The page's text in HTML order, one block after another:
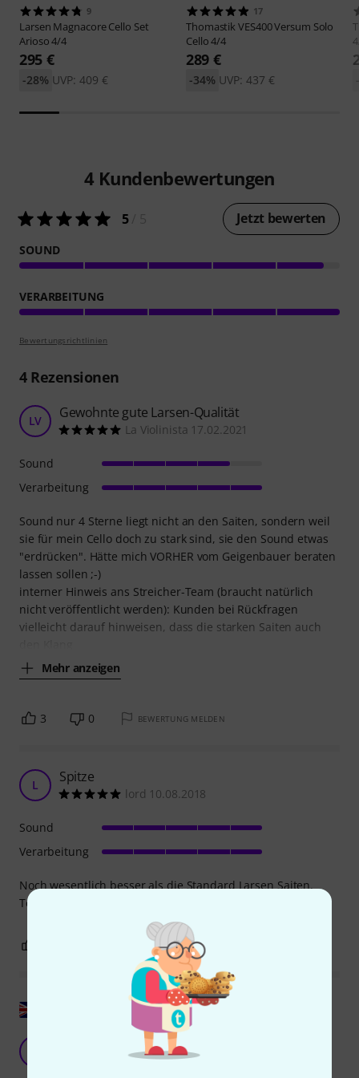
9
Larsen Magnacore Cello Set
Arioso 4/4
295 €
UVP: 409 €
-28%
17
ThomastikVES400 Versum Solo
Cello 4/4
289 €
UVP: 437 €
-34%
4 Kundenbewertungen
5/ 5 Jetzt bewerten
SOUND
VERARBEITUNG
Bewertungsrichtlinien
4Rezensionen
LV Gewohnte gute Larsen-Qualität
La Violinista 17.02.2021
Sound nur 4 Sterne liegt nicht an den Saiten, sondern weil
sie für mein Cello doch zu stark sind, sie den Sound etwas
"erdrücken". Hätte mich VORHER vom Geigenbauer beraten
lassen sollen ;-)
interner Hinweis ans Streicher-Team (braucht natürlich
nicht veröffentlicht werden): Kunden bei Rückfragen
vielleicht darauf hinweisen, dass die starken Saiten auch
Mehr anzeigen
Sound
Verarbeitung
3 0 BEWERTUNG MELDEN
L Spitze
lord 10.08.2018
Noch wesentlich besser als die Standard Larsen Saiten.
Teuer, aber ihr Geld absolut wert. Kaufempfehlung!
Sound
Verarbeitung
BEWERTUNG MELDEN
Original zeigen
Martin93 11.12.2017